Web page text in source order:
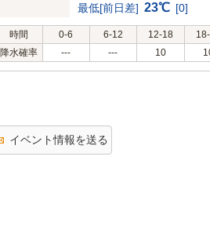
最低[前日差] 23℃ [0]
時間 0-6 6-12 12-18
降水確率
--- --- 10
イベント情報を送る